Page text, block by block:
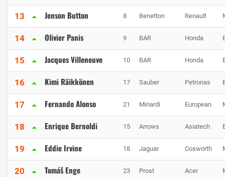
13 Jenson Button 8 Benetton Renault
14 Olivier Panis 9 BAR Honda
15 Jacques Villeneuve 10 BAR Honda
16 Kimi Räikkönen 17 Sauber Petronas
17 Fernando Alonso 21 Minardi European
18 Enrique Bernoldi 15 Arrows Asiatech
19 Eddie Irvine 18 Jaguar Cosworth
20 Tomáš Enge 23 Prost Acer